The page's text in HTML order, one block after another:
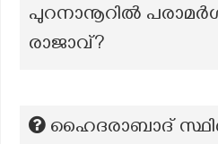
പുറനാനൂറിൽ
രാജാവ്?
ഹൈദരാബാദ്